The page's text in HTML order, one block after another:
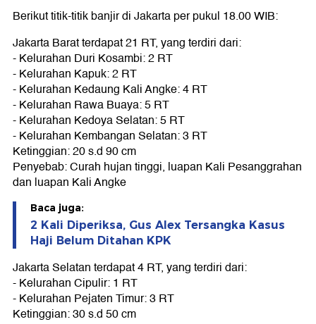
Berikut titik-titik banjir di Jakarta per pukul 18.00 WIB:
Jakarta Barat terdapat 21 RT, yang terdiri dari:
- Kelurahan Duri Kosambi: 2 RT
- Kelurahan Kapuk: 2 RT
- Kelurahan Kedaung Kali Angke: 4 RT
- Kelurahan Rawa Buaya: 5 RT
- Kelurahan Kedoya Selatan: 5 RT
- Kelurahan Kembangan Selatan: 3 RT
Ketinggian: 20 s.d 90 cm
Penyebab: Curah hujan tinggi, luapan Kali Pesanggrahan
dan luapan Kali Angke
Baca juga:
2 Kali Diperiksa, Gus Alex Tersangka Kasus
Haji Belum Ditahan KPK
Jakarta Selatan terdapat 4 RT, yang terdiri dari:
- Kelurahan Cipulir: 1 RT
- Kelurahan Pejaten Timur: 3 RT
Ketinggian: 30 s.d 50 cm